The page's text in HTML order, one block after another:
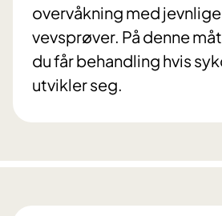
overvåkning med
vevsprøver. På denne
du får behandling hvis
utvikler seg.